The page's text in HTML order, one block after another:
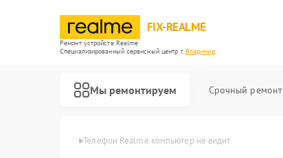
FIX-REALME
Ремонт устройств Realme
Специализированный cервисный центр г.Владимир
Мы ремонтируем Срочный ремонт
в Владимире Телефон Realme компьютер не видит